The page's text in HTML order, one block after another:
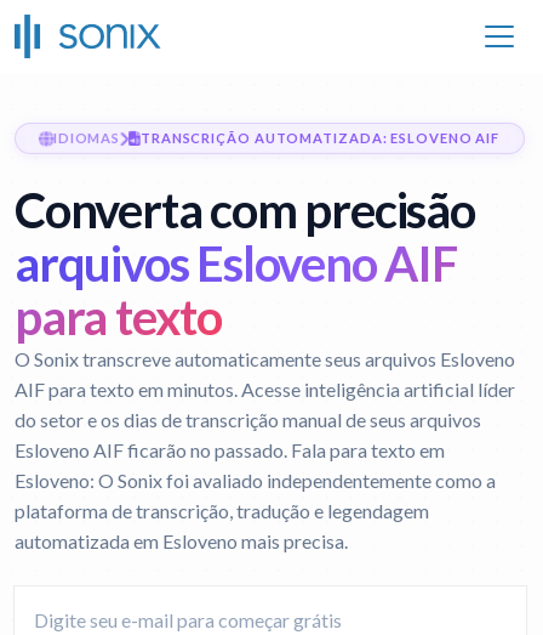
IDIOMAS TRANSCRIÇÃO AUTOMATIZADA: ESLOVENO AIF
Converta com precisão
arquivos Esloveno AIF
para texto
O Sonix transcreve automaticamente seus arquivos Esloveno
AIF para texto em minutos. Acesse inteligência artificial líder
do setor e os dias de transcrição manual de seus arquivos
Esloveno AIF ficarão no passado. Fala para texto em
Esloveno: O Sonix foi avaliado independentemente como a
plataforma de transcrição, tradução e legendagem
automatizada em Esloveno mais precisa.